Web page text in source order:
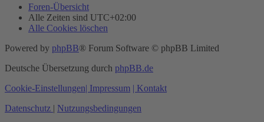
Foren-Übersicht
Alle Zeiten sind UTC+02:00
Alle Cookies löschen
Powered by phpBB® Forum Software © phpBB Limited
Deutsche Übersetzung durch phpBB.de
Cookie-Einstellungen| Impressum | Kontakt
Datenschutz | Nutzungsbedingungen